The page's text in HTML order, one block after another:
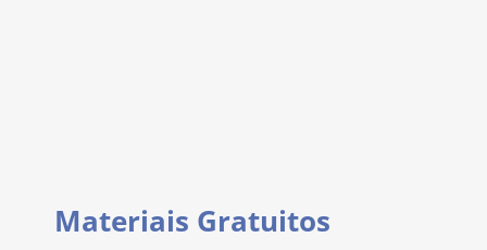
Materiais Gratuitos